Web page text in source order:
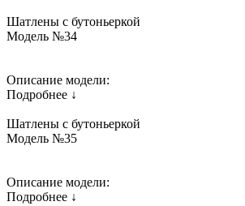
Шатлены с бутоньеркой
Модель №34
Описание модели:
Подробнее ↓
Шатлены с бутоньеркой
Модель №35
Описание модели:
Подробнее ↓